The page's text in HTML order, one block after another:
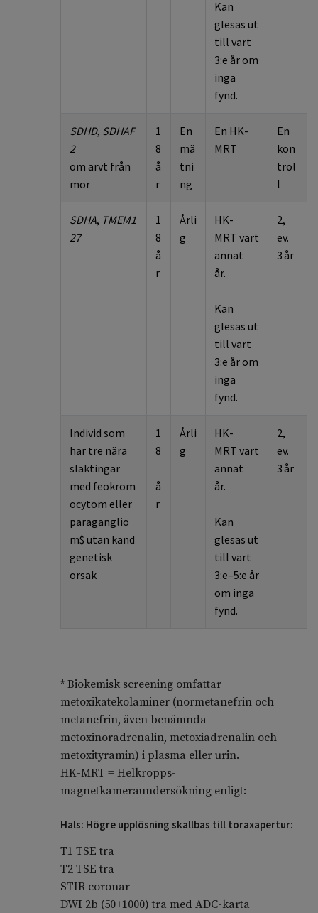
Kan
glesas ut
till vart
3:e år om
inga
fynd.
SDHD, SDHAF
2
om ärvt från
mor
1
8
å
r
En
mä
tni
ng
En HK-
MRT
En
kon
trol
l
SDHA, TMEM1
27
1
8
å
r
Årli
g
HK-
MRT vart
annat
år.
Kan
glesas ut
till vart
3:e år om
inga
fynd.
2,
ev.
3 år
Individ som
har tre nära
släktingar
med feokrom
ocytom eller
paraganglio
m$ utan känd
genetisk
orsak
1
8
å
r
Årli
g
HK-
MRT vart
annat
år.
Kan
glesas ut
till vart
3:e–5:e år
om inga
fynd.
2,
ev.
3 år
* Biokemisk screening omfattar
metoxikatekolaminer (normetanefrin och
metanefrin, även benämnda
metoxinoradrenalin, metoxiadrenalin och
metoxityramin) i plasma eller urin.
HK-MRT = Helkropps-
magnetkameraundersökning enligt:
Hals: Högre upplösning skallbas till toraxapertur:
T1 TSE tra
T2 TSE tra
STIR coronar
DWI 2b (50+1000) tra med ADC-karta